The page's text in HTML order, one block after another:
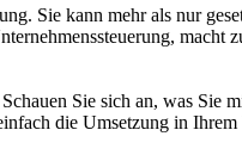
Sie kann mehr als nur
macht
Sie sich an, was Sie
die Umsetzung in Ihrem